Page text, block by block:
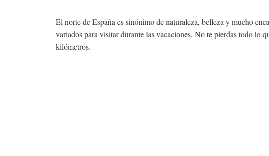
El norte de España es sinónimo de naturaleza, belleza y mucho
variados para visitar durante las vacaciones. No te pierdas todo lo
kilómetros.